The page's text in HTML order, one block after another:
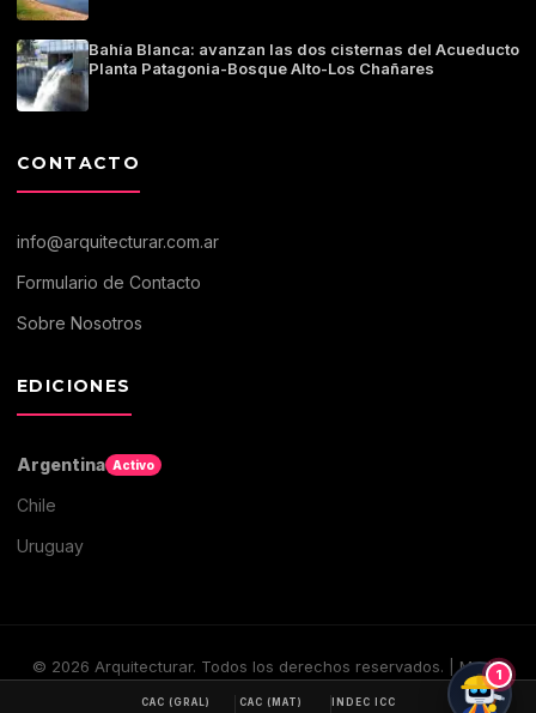
Bahía Blanca: avanzan las dos cisternas del Acueducto
Planta Patagonia-Bosque Alto-Los Chañares
CONTACTO
info@arquitecturar.com.ar
Formulario de Contacto
Sobre Nosotros
EDICIONES
Argentina Activo
Chile
Uruguay
© 2026 Arquitecturar. Todos los derechos reservados. | Medio
CAC (GRAL) CAC (MAT) INDEC ICC
1